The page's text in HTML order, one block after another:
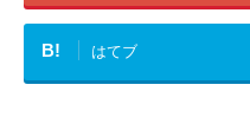
B! はてブ